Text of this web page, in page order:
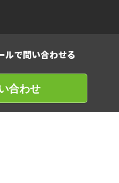
ルで問い合わせる
合わせ